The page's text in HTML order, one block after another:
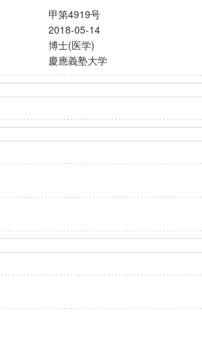
甲第4919号
2018-05-14
博士(医学)
慶應義塾大学